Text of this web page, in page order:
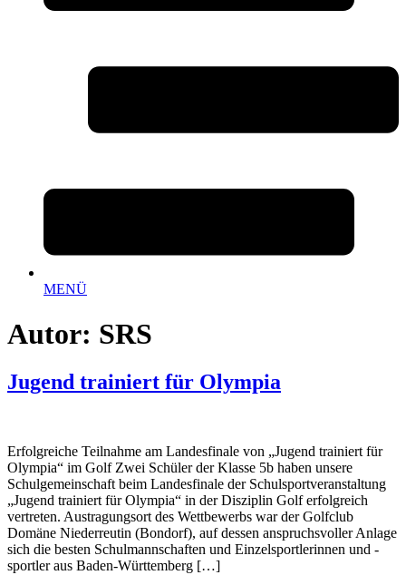
MENÜ
Autor: SRS
Jugend trainiert für Olympia
Erfolgreiche Teilnahme am Landesfinale von „Jugend trainiert für
Olympia“ im Golf Zwei Schüler der Klasse 5b haben unsere
Schulgemeinschaft beim Landesfinale der Schulsportveranstaltung
„Jugend trainiert für Olympia“ in der Disziplin Golf erfolgreich
vertreten. Austragungsort des Wettbewerbs war der Golfclub
Domäne Niederreutin (Bondorf), auf dessen anspruchsvoller Anlage
sich die besten Schulmannschaften und Einzelsportlerinnen und -
sportler aus Baden-Württemberg […]